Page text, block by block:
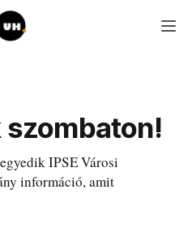
IPSE Városi
információ, amit